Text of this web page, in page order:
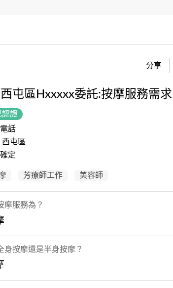
分享
屯區Hxxxxx委託:按摩服務需求
認證
話
西屯區
定
芳療師工作 美容師
摩服務為？
身按摩還是半身按摩？